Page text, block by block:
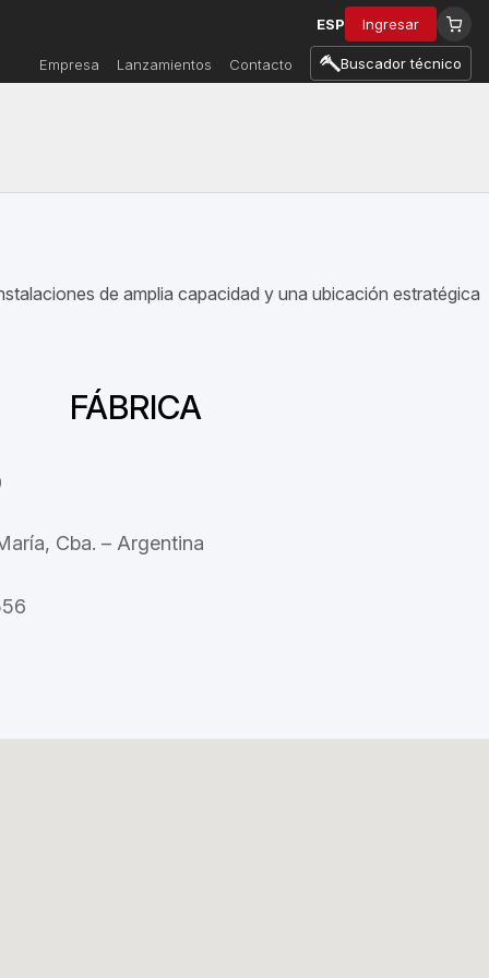
ESP Ingresar
Empresa Lanzamientos Contacto Buscador técnico
de amplia capacidad y una ubicación estratégica
FÁBRICA
Cba. – Argentina